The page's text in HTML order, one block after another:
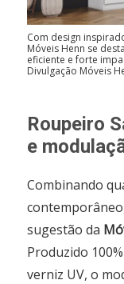
Com design
Móveis Henn se
eficiente e forte
Divulgação Móveis
Roupeiro
e
Combinando
sugestão da
Produzido
verniz UV, o